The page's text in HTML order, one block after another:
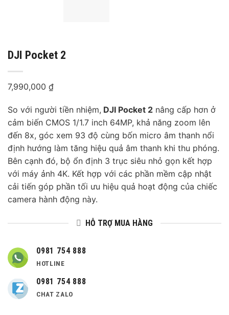
DJI Pocket 2
7,990,000 ₫
So với người tiền nhiệm, DJI Pocket 2 nâng cấp hơn ở
cảm biến CMOS 1/1.7 inch 64MP, khả năng zoom lên
đến 8x, góc xem 93 độ cùng bốn micro âm thanh nổi
định hướng làm tăng hiệu quả âm thanh khi thu phóng.
Bên cạnh đó, bộ ổn định 3 trục siêu nhỏ gọn kết hợp
với máy ảnh 4K. Kết hợp với các phần mềm cập nhật
cải tiến góp phần tối ưu hiệu quả hoạt động của chiếc
camera hành động này.
HỖ TRỢ MUA HÀNG
0981 754 888
HOTLINE
0981 754 888
CHAT ZALO